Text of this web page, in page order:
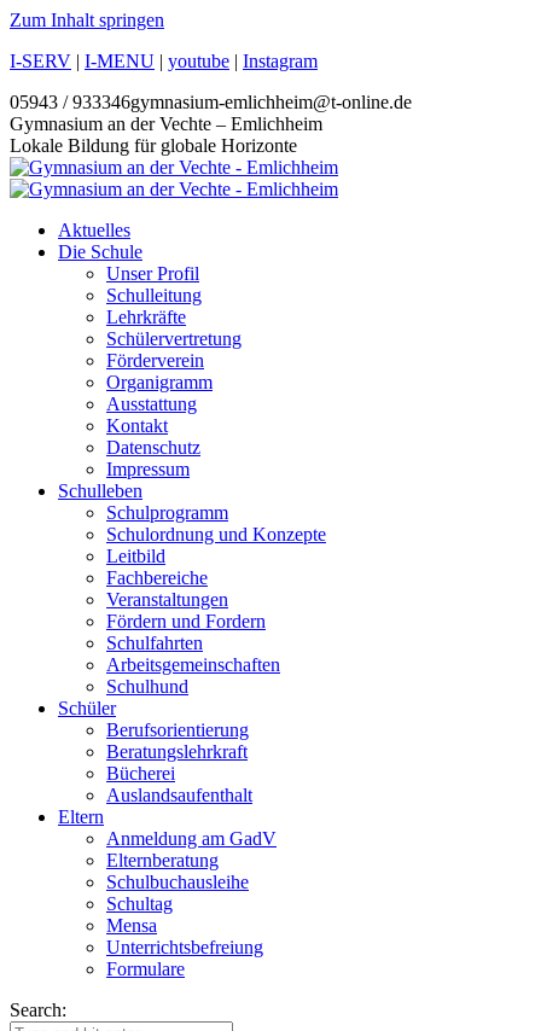
Zum Inhalt springen
I-SERV | I-MENU | youtube | Instagram
05943 / 933346gymnasium-emlichheim@t-online.de
Gymnasium an der Vechte – Emlichheim
Lokale Bildung für globale Horizonte
Aktuelles
Die Schule
Unser Profil
Schulleitung
Lehrkräfte
Schülervertretung
Förderverein
Organigramm
Ausstattung
Kontakt
Datenschutz
Impressum
Schulleben
Schulprogramm
Schulordnung und Konzepte
Leitbild
Fachbereiche
Veranstaltungen
Fördern und Fordern
Schulfahrten
Arbeitsgemeinschaften
Schulhund
Schüler
Berufsorientierung
Beratungslehrkraft
Bücherei
Auslandsaufenthalt
Eltern
Anmeldung am GadV
Elternberatung
Schulbuchausleihe
Schultag
Mensa
Unterrichtsbefreiung
Formulare
Search: